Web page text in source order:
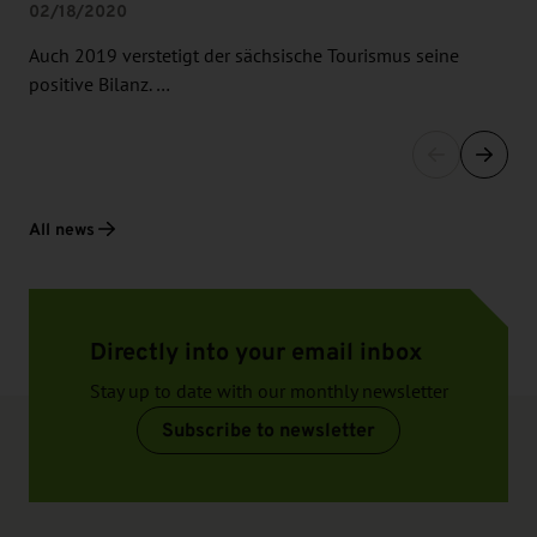
02/18/2020
Auch 2019 verstetigt der sächsische Tourismus seine
positive Bilanz. …
All news
Directly into your email inbox
Stay up to date with our monthly newsletter
Subscribe to newsletter